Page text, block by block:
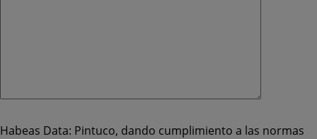
Habeas Data: Pintuco, dando cumplimiento a las normas